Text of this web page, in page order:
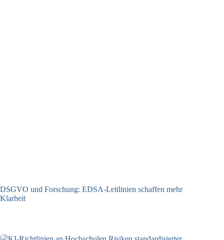
DSGVO und Forschung: EDSA-Leitlinien schaffen mehr
Klarheit